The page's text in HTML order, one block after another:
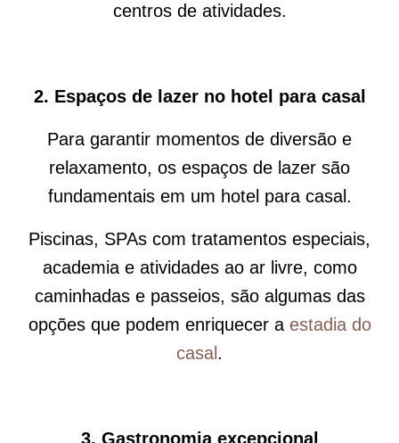
centros de atividades.
2. Espaços de lazer no hotel para casal
Para garantir momentos de diversão e
relaxamento, os espaços de lazer são
fundamentais em um hotel para casal.
Piscinas, SPAs com tratamentos especiais,
academia e atividades ao ar livre, como
caminhadas e passeios, são algumas das
opções que podem enriquecer a estadia do
casal .
3. Gastronomia excepcional